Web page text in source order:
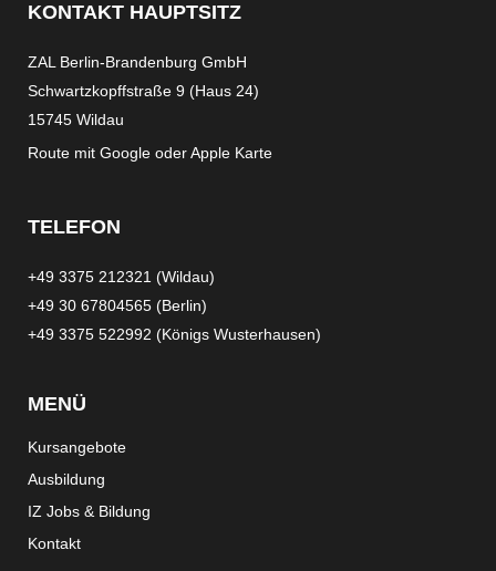
KONTAKT HAUPTSITZ
ZAL Berlin-Brandenburg GmbH
Schwartzkopffstraße 9 (Haus 24)
15745 Wildau
Route mit Google oderApple Karte
TELEFON
+49 3375 212321 (Wildau)
+49 30 67804565 (Berlin)
+49 3375 522992 (Königs Wusterhausen)
MENÜ
Kursangebote
Ausbildung
IZ Jobs & Bildung
Kontakt